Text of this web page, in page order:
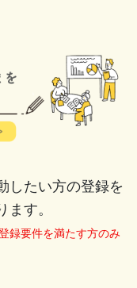
したい方の登録を
す。
録要件を満たす方のみ